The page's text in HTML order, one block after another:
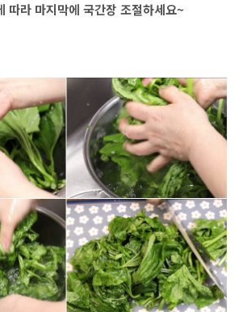
따라 마지막에 국간장 조절하세요~